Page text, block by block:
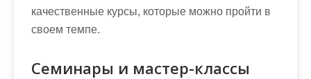
качественные курсы, которые можно пройти в
своем темпе.
Семинары и мастер-классы